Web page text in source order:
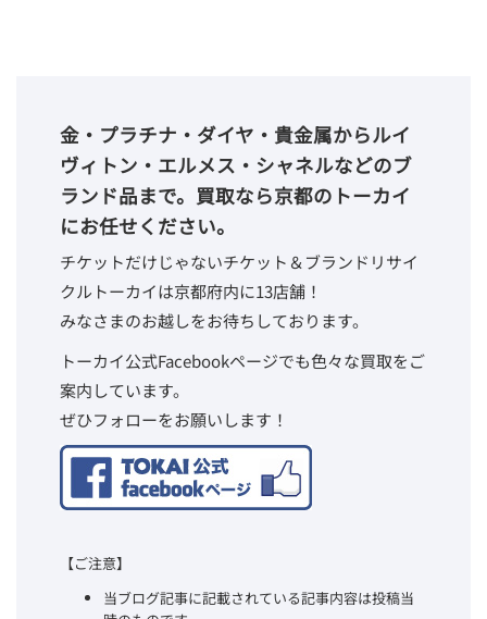
金・プラチナ・ダイヤ・貴金属からルイ
ヴィトン・エルメス・シャネルなどのブ
ランド品まで。買取なら京都のトーカイ
にお任せください。
チケットだけじゃないチケット＆ブランドリサイ
クルトーカイは京都府内に13店舗！
みなさまのお越しをお待ちしております。
トーカイ公式Facebookページでも色々な買取をご
案内しています。
ぜひフォローをお願いします！
【ご注意】
当ブログ記事に記載されている記事内容は投稿当